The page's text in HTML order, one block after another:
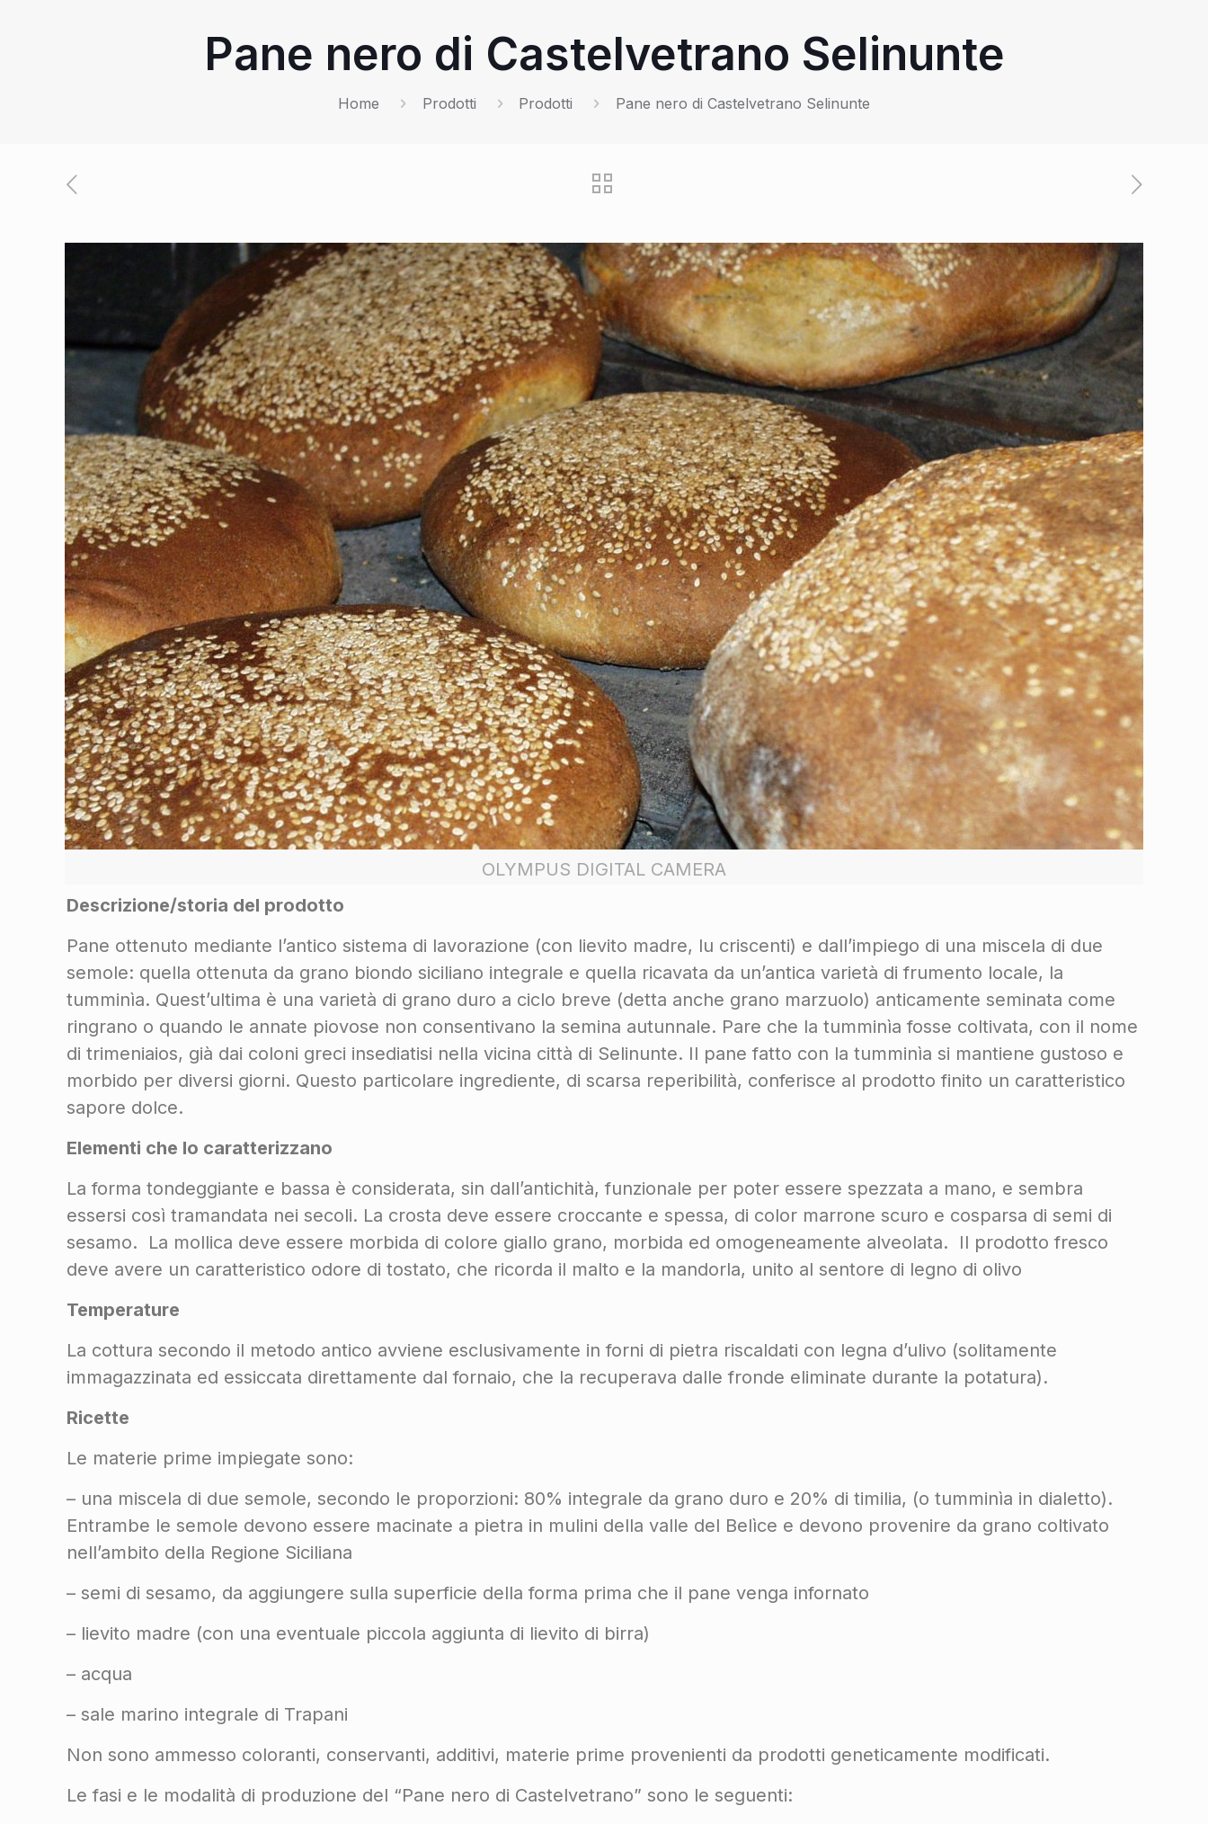
Pane nero di Castelvetrano Selinunte
Home Prodotti Prodotti Pane nero di Castelvetrano Selinunte
OLYMPUS DIGITAL CAMERA
Descrizione/storia del prodotto
Pane ottenuto mediante l’antico sistema di lavorazione (con lievito madre, lu criscenti) e dall’impiego di una miscela di due
semole: quella ottenuta da grano biondo siciliano integrale e quella ricavata da un’antica varietà di frumento locale, la
tumminìa. Quest’ultima è una varietà di grano duro a ciclo breve (detta anche grano marzuolo) anticamente seminata come
ringrano o quando le annate piovose non consentivano la semina autunnale. Pare che la tumminìa fosse coltivata, con il nome
di trimeniaios, già dai coloni greci insediatisi nella vicina città di Selinunte. Il pane fatto con la tumminìa si mantiene gustoso e
morbido per diversi giorni. Questo particolare ingrediente, di scarsa reperibilità, conferisce al prodotto finito un caratteristico
sapore dolce.
Elementi che lo caratterizzano
La forma tondeggiante e bassa è considerata, sin dall’antichità, funzionale per poter essere spezzata a mano, e sembra
essersi così tramandata nei secoli. La crosta deve essere croccante e spessa, di color marrone scuro e cosparsa di semi di
sesamo. La mollica deve essere morbida di colore giallo grano, morbida ed omogeneamente alveolata. Il prodotto fresco
deve avere un caratteristico odore di tostato, che ricorda il malto e la mandorla, unito al sentore di legno di olivo
Temperature
La cottura secondo il metodo antico avviene esclusivamente in forni di pietra riscaldati con legna d’ulivo (solitamente
immagazzinata ed essiccata direttamente dal fornaio, che la recuperava dalle fronde eliminate durante la potatura).
Ricette
Le materie prime impiegate sono:
– una miscela di due semole, secondo le proporzioni: 80% integrale da grano duro e 20% di timilia, (o tumminìa in dialetto).
Entrambe le semole devono essere macinate a pietra in mulini della valle del Belìce e devono provenire da grano coltivato
nell’ambito della Regione Siciliana
– semi di sesamo, da aggiungere sulla superficie della forma prima che il pane venga infornato
– lievito madre (con una eventuale piccola aggiunta di lievito di birra)
– acqua
– sale marino integrale di Trapani
Non sono ammesso coloranti, conservanti, additivi, materie prime provenienti da prodotti geneticamente modificati.
Le fasi e le modalità di produzione del “Pane nero di Castelvetrano” sono le seguenti: